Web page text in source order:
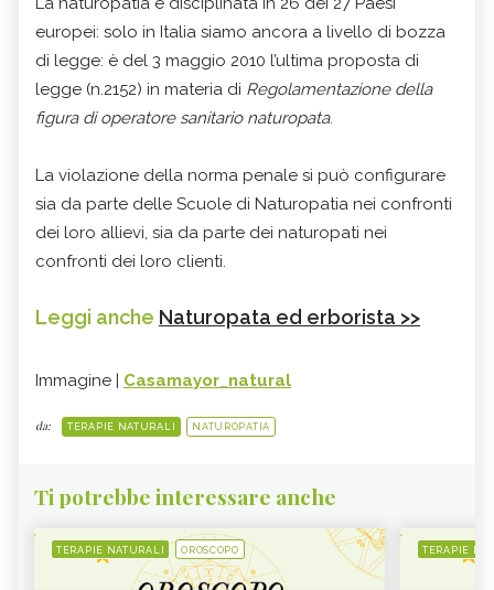
europei: solo in Italia siamo ancora a livello di bozza
di legge: è del 3 maggio 2010 l’ultima proposta di
legge (n.2152) in materia di Regolamentazione della
figura di operatore sanitario naturopata.
La violazione della norma penale si può configurare
sia da parte delle Scuole di Naturopatia nei confronti
dei loro allievi, sia da parte dei naturopati nei
confronti dei loro clienti.
Leggi anche Naturopata ed erborista >>
Immagine | Casamayor_natural
da: TERAPIE NATURALI NATUROPATIA
Ti potrebbe interessare anche
TERAPIE NATURALI OROSCOPO TERAPIE